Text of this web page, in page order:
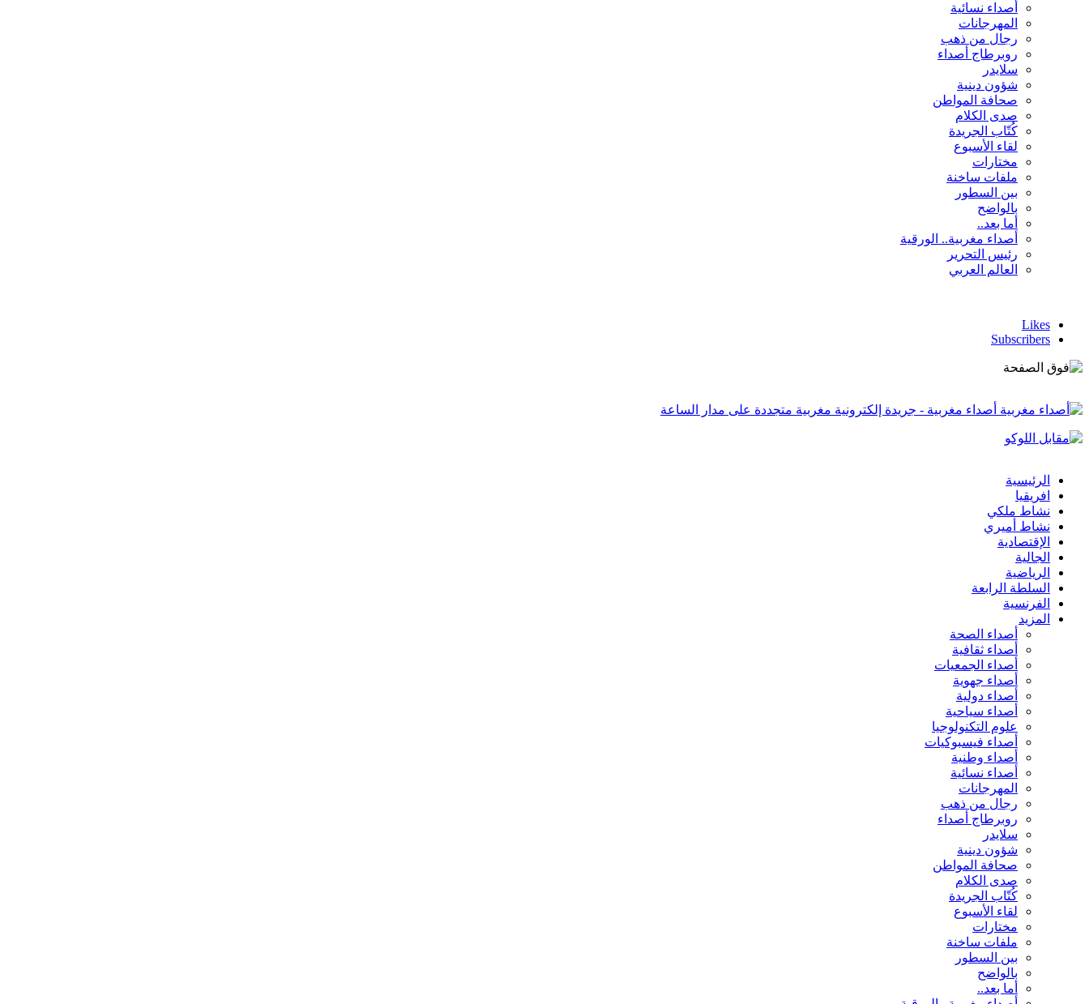
أصداء نسائية
المهرجانات
رجال من ذهب
روبرطاج أصداء
سلايدر
شؤون دينية
صحافة المواطن
صدى الكلام
كُتّاب الجريدة
لقاء الأسبوع
مختارات
ملفات ساخنة
بين السطور
بالواضح
أما بعد..
أصداء مغربية.. الورقية
رئيس التحرير
العالم العربي
Likes
Subscribers
أصداء مغربية - جريدة إلكترونية مغربية متجددة على مدار الساعة
الرئيسية
افريقيا
نشاط ملكي
نشاط أميري
الإقتصادية
الجالية
الرياضية
السلطة الرابعة
الفرنسية
المزيد
أصداء الصحة
أصداء ثقافية
أصداء الجمعيات
أصداء جهوية
أصداء دولية
أصداء سياحية
علوم التكنولوجيا
أصداء فيسبوكيات
أصداء وطنية
أصداء نسائية
المهرجانات
رجال من ذهب
روبرطاج أصداء
سلايدر
شؤون دينية
صحافة المواطن
صدى الكلام
كُتّاب الجريدة
لقاء الأسبوع
مختارات
ملفات ساخنة
بين السطور
بالواضح
أما بعد..